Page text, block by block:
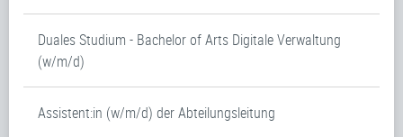
Duales Studium - Bachelor of Arts Digitale Verwaltung
(w/m/d)
Assistent:in (w/m/d) der Abteilungsleitung